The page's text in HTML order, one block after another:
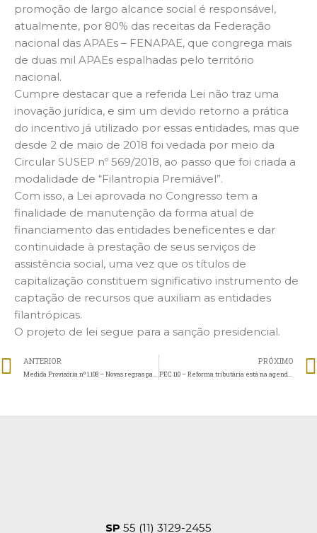
promoção de largo alcance social é responsável,
atualmente, por 80% das receitas da Federação
nacional das APAEs – FENAPAE, que congrega mais
de duas mil APAEs espalhadas pelo território
nacional.
Cumpre destacar que a referida Lei não traz uma
inovação jurídica, e sim um devido retorno a prática
do incentivo já utilizado por essas entidades, mas que
desde 2 de maio de 2018 foi vedada por meio da
Circular SUSEP nº 569/2018, ao passo que foi criada a
modalidade de “Filantropia Premiável”.
Com isso, a Lei aprovada no Congresso tem a
finalidade de manutenção da forma atual de
financiamento das entidades beneficentes e dar
continuidade à prestação de seus serviços de
assistência social, uma vez que os títulos de
capitalização constituem significativo instrumento de
captação de recursos que auxiliam as entidades
filantrópicas.
O projeto de lei segue para a sanção presidencial.
ANTERIOR PRÓXIMO
SP 55 (11) 3129-2455